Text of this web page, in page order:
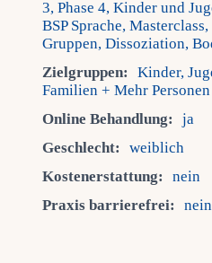
3, Phase 4, Kinder und
BSP Sprache,
Gruppen, Dissoziation,
Zielgruppen:
Kinder,
Familien + Mehr
Online Behandlung:
ja
Geschlecht:
weiblich
Kostenerstattung:
nein
Praxis barrierefrei:
nein